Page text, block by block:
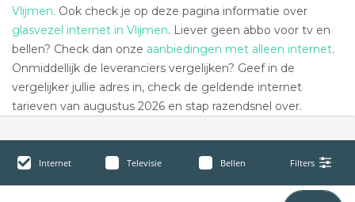
Vlijmen. Ook check je op deze pagina informatie over
glasvezel internet in Vlijmen. Liever geen abbo voor tv en
bellen? Check dan onze aanbiedingen met alleen internet.
Onmiddellijk de leveranciers vergelijken? Geef in de
vergelijker jullie adres in, check de geldende internet
tarieven van augustus 2026 en stap razendsnel over.
Internet Televisie Bellen Filters